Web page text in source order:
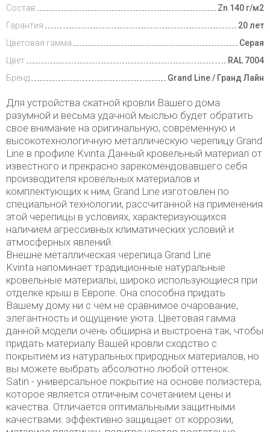
Состав
Zn 140 г/м2
Гарантия
20 лет
Цветовая гамма
Серая
Цвет
RAL 7004
Бренд
Grand Line / Гранд Лайн
Для устройства скатной кровли Вашего дома
разумной и весьма удачной мыслью будет обратить
свое внимание на оригинальную, современную и
высокотехнологичную металлическую черепицу Grand
Line в профиле Kvinta.Данный кровельный материал от
известного и прекрасно зарекомендовавшего себя
производителя кровельных материалов и
комплектующих к ним, Grand Line изготовлен по
специальной технологии, рассчитанной на применения
этой черепицы в условиях, характеризующихся
наличием агрессивных климатических условий и
атмосферных явлений.
Внешне металлическая черепица Grand Line
Kvinta напоминает традиционные натуральные
кровельные материалы, широко использующиеся при
отделке крыш в Европе. Она способна придать
Вашему дому ни с чем не сравнимое очарование,
элегантность и ощущение уюта. Цветовая гамма
данной модели очень обширна и выстроена так, чтобы
придать материалу Вашей кровли сходство с
покрытием из натуральных природных материалов, но
вы можете выбрать абсолютно любой оттенок.
Satin - универсальное покрытие на основе полиэстера,
которое является отличным сочетанием цены и
качества. Отличается оптимальными защитными
качествами: эффективно защищает от коррозии,